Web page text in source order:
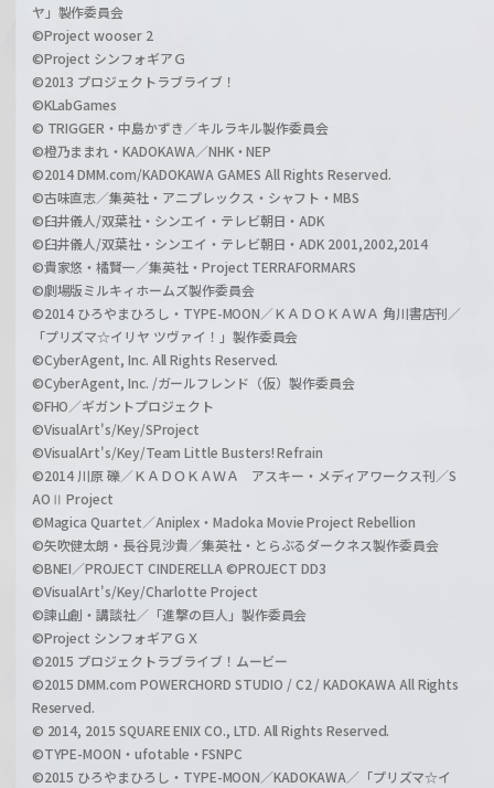
ヤ」製作委員会
©Project wooser 2
©Project シンフォギアＧ
©2013 プロジェクトラブライブ！
©KLabGames
© TRIGGER・中島かずき／キルラキル製作委員会
©橙乃ままれ・KADOKAWA／NHK・NEP
©2014 DMM.com/KADOKAWA GAMES All Rights Reserved.
©古味直志／集英社・アニプレックス・シャフト・MBS
©臼井儀人/双葉社・シンエイ・テレビ朝日・ADK
©臼井儀人/双葉社・シンエイ・テレビ朝日・ADK 2001,2002,2014
©貴家悠・橘賢一／集英社・Project TERRAFORMARS
©劇場版ミルキィホームズ製作委員会
©2014 ひろやまひろし・TYPE-MOON／ＫＡＤＯＫＡＷＡ 角川書店刊／
「プリズマ☆イリヤ ツヴァイ！」製作委員会
©CyberAgent, Inc. All Rights Reserved.
©CyberAgent, Inc. /ガールフレンド（仮）製作委員会
©FHO／ギガントプロジェクト
©VisualArt's/Key/SProject
©VisualArt's/Key/Team Little Busters! Refrain
©2014 川原 礫／ＫＡＤＯＫＡＷＡ アスキー・メディアワークス刊／S
AOⅡ Project
©Magica Quartet／Aniplex・Madoka Movie Project Rebellion
©矢吹健太朗・長谷見沙貴／集英社・とらぶるダークネス製作委員会
©BNEI／PROJECT CINDERELLA ©PROJECT DD3
©VisualArt's/Key/Charlotte Project
©諫山創・講談社／「進撃の巨人」製作委員会
©Project シンフォギアＧＸ
©2015 プロジェクトラブライブ！ムービー
©2015 DMM.com POWERCHORD STUDIO / C2 / KADOKAWA All Rights
Reserved.
© 2014, 2015 SQUARE ENIX CO., LTD. All Rights Reserved.
©TYPE-MOON・ufotable・FSNPC
©2015 ひろやまひろし・TYPE-MOON／KADOKAWA／「プリズマ☆イ